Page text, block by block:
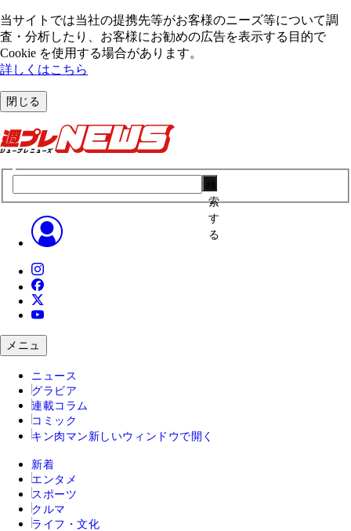
当サイトでは当社の提携先等がお客様のニーズ等について調
査・分析したり、お客様にお勧めの広告を表⽰する⽬的で
Cookie を使⽤する場合があります。
詳しくはこちら
閉じる
索
す
る
メニュ
ニュース
グラビア
連載コラム
コミック
キン肉マン 新しいウィンドウで開く
新着
エンタメ
スポーツ
クルマ
ライフ・文化